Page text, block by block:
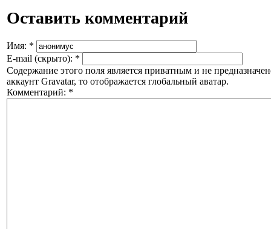
Оставить комментарий
Имя: *
E-mail (скрыто): *
Содержание этого поля является приватным и не
аккаунт Gravatar, то отображается глобальный аватар.
Комментарий: *